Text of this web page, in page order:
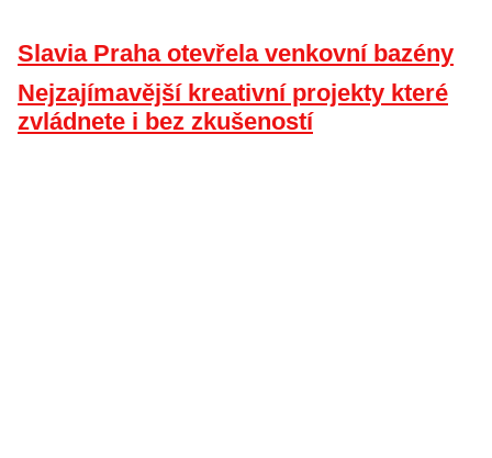
Slavia Praha otevřela venkovní bazény
Nejzajímavější kreativní projekty které
zvládnete i bez zkušeností